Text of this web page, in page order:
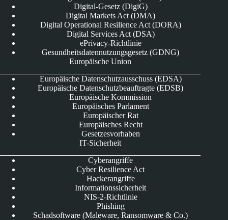
Digital-Gesetz (DigiG)
Digital Markets Act (DMA)
Digital Operational Resilience Act (DORA)
Digital Services Act (DSA)
ePrivacy-Richtlinie
Gesundheitsdatennutzungsgesetz (GDNG)
Europäische Union
Europäische Datenschutzausschuss (EDSA)
Europäische Datenschutzbeauftragte (EDSB)
Europäische Kommission
Europäisches Parlament
Europäischer Rat
Europäisches Recht
Gesetzesvorhaben
IT-Sicherheit
Cyberangriffe
Cyber Resilience Act
Hackerangriffe
Informationssicherheit
NIS-2-Richtlinie
Phishing
Schadsoftware (Maleware, Ransomware & Co.)